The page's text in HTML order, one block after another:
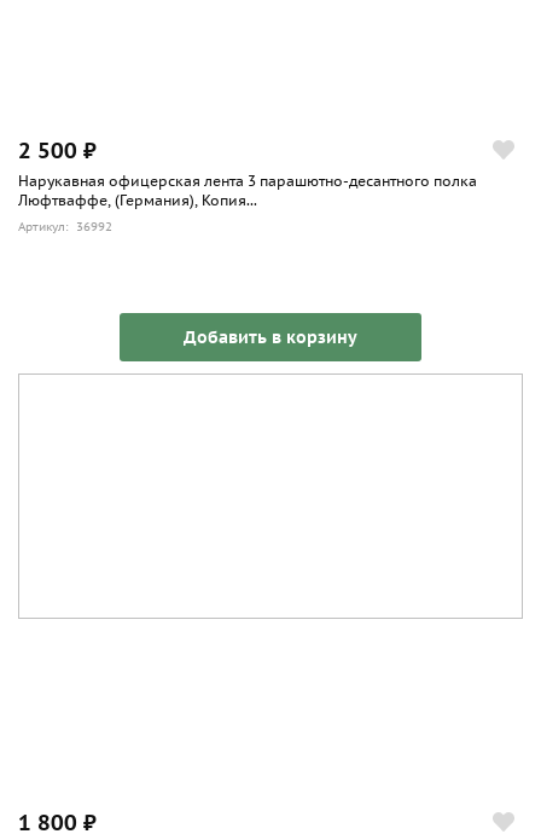
2 500 ₽
Нарукавная офицерская лента 3 парашютно-десантного полка
Люфтваффе, (Германия), Копия...
Артикул: 36992
Добавить в корзину
1 800 ₽